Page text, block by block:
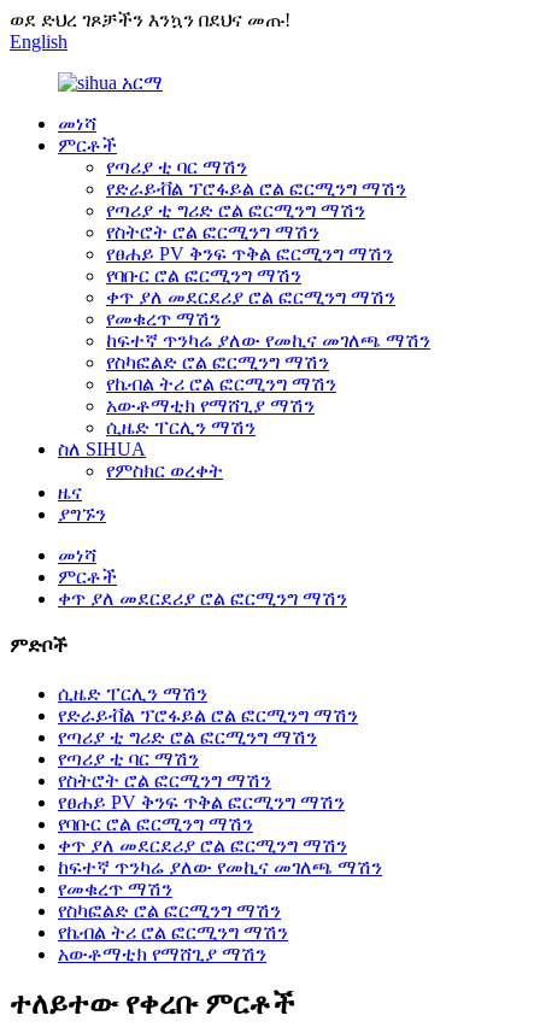
ወደ ድህረ ገጾቻችን እንኳን በደህና መጡ!
English
መነሻ
ምርቶች
የጣሪያ ቲ ባር ማሽን
የድራይቭል ፕሮፋይል ሮል ፎርሚንግ ማሽን
የጣሪያ ቲ ግሪድ ሮል ፎርሚንግ ማሽን
የስትሮት ሮል ፎርሚንግ ማሽን
የፀሐይ PV ቅንፍ ጥቅል ፎርሚንግ ማሽን
የባቡር ሮል ፎርሚንግ ማሽን
ቀጥ ያለ መደርደሪያ ሮል ፎርሚንግ ማሽን
የመቁረጥ ማሽን
ከፍተኛ ጥንካሬ ያለው የመኪና መገለጫ ማሽን
የስካፎልድ ሮል ፎርሚንግ ማሽን
የኬብል ትሪ ሮል ፎርሚንግ ማሽን
አውቶማቲክ የማሸጊያ ማሽን
ሲዜድ ፐርሊን ማሽን
ስለ SIHUA
የምስክር ወረቀት
ዜና
ያግኙን
መነሻ
ምርቶች
ቀጥ ያለ መደርደሪያ ሮል ፎርሚንግ ማሽን
ምድቦች
ሲዜድ ፐርሊን ማሽን
የድራይቭል ፕሮፋይል ሮል ፎርሚንግ ማሽን
የጣሪያ ቲ ግሪድ ሮል ፎርሚንግ ማሽን
የጣሪያ ቲ ባር ማሽን
የስትሮት ሮል ፎርሚንግ ማሽን
የፀሐይ PV ቅንፍ ጥቅል ፎርሚንግ ማሽን
የባቡር ሮል ፎርሚንግ ማሽን
ቀጥ ያለ መደርደሪያ ሮል ፎርሚንግ ማሽን
ከፍተኛ ጥንካሬ ያለው የመኪና መገለጫ ማሽን
የመቁረጥ ማሽን
የስካፎልድ ሮል ፎርሚንግ ማሽን
የኬብል ትሪ ሮል ፎርሚንግ ማሽን
አውቶማቲክ የማሸጊያ ማሽን
ተለይተው የቀረቡ ምርቶች